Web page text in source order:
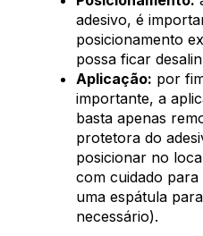
adesivo, é
posicionamento
possa ficar
Aplicação: por
importante, a
basta apenas
protetora do
posicionar no
com cuidado
uma espátula
necessário).